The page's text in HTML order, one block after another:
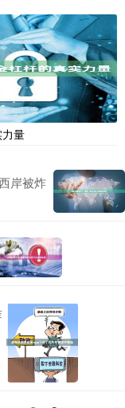
量
岸被炸